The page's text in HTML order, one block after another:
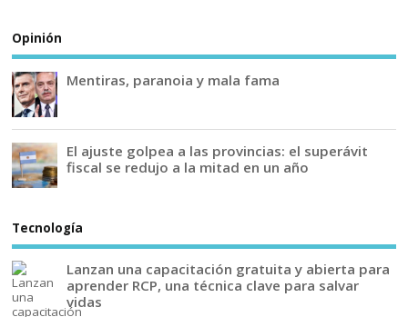
Opinión
Mentiras, paranoia y mala fama
El ajuste golpea a las provincias: el superávit
fiscal se redujo a la mitad en un año
Tecnología
Lanzan una capacitación gratuita y abierta para
aprender RCP, una técnica clave para salvar
vidas